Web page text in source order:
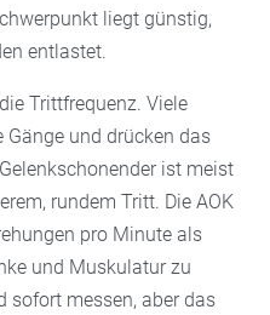
liegt günstig,
entlastet.
Trittfrequenz. Viele
Gänge und drücken das
ist meist
rundem Tritt. Die AOK
pro Minute als
und Muskulatur zu
sofort messen, aber das